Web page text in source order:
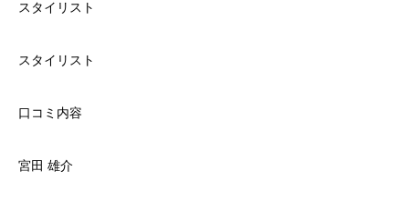
スタイリスト
スタイリスト
口コミ内容
宮田 雄介